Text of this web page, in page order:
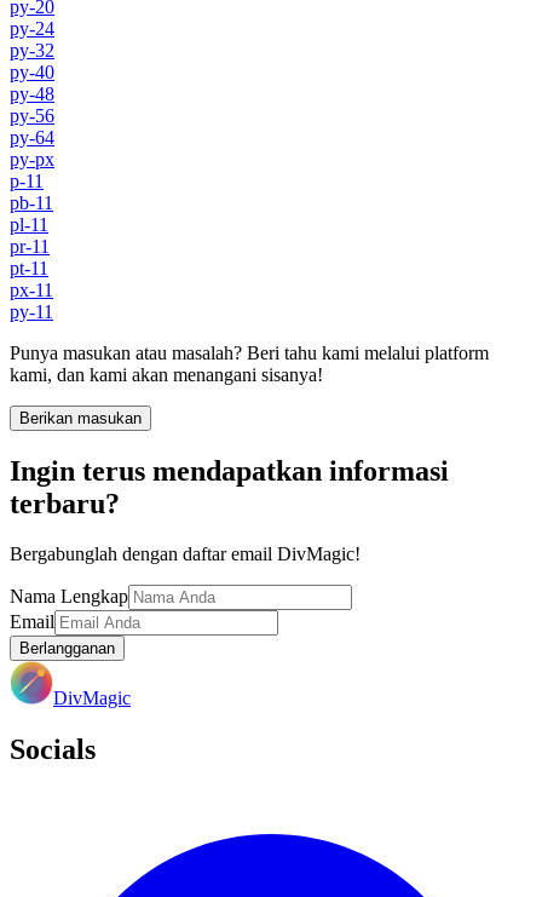
py-20
py-24
py-32
py-40
py-48
py-56
py-64
py-px
p-11
pb-11
pl-11
pr-11
pt-11
px-11
py-11
Punya masukan atau masalah? Beri tahu kami melalui platform
kami, dan kami akan menangani sisanya!
Berikan masukan
Ingin terus mendapatkan informasi
terbaru?
Bergabunglah dengan daftar email DivMagic!
Nama Lengkap
Email
Berlangganan
DivMagic
Socials